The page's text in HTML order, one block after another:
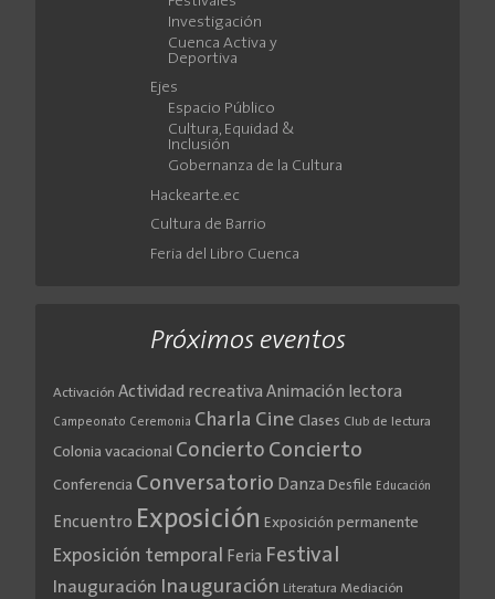
Investigación
Cuenca Activa y
Deportiva
Ejes
Espacio Público
Cultura, Equidad &
Inclusión
Gobernanza de la Cultura
Hackearte.ec
Cultura de Barrio
Feria del Libro Cuenca
Próximos eventos
Activación Actividad recreativa Animación lectora
Campeonato Ceremonia Charla Cine Clases Club de lectura
Colonia vacacional Concierto Concierto
Conferencia Conversatorio Danza Desfile Educación
Encuentro Exposición Exposición permanente
Exposición temporal Feria Festival
Inauguración Inauguración Literatura Mediación